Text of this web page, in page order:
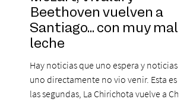
Beethoven vuelven a
Santiago... con muy mala
leche
Hay noticias que uno espera y noticias que
uno directamente no vio venir. Esta es de
las segundas, La Chirichota vuelve a Chile.